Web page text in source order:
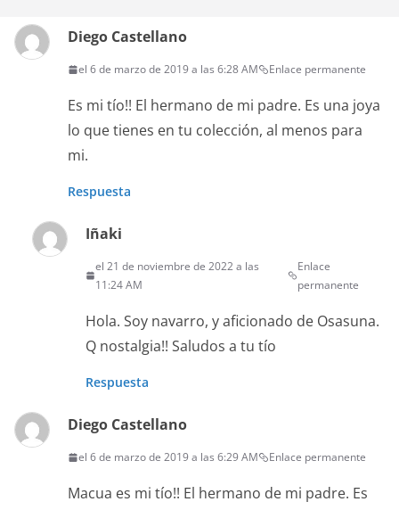
Diego Castellano
el 6 de marzo de 2019 a las 6:28 AM Enlace permanente
Es mi tío!! El hermano de mi padre. Es una joya
lo que tienes en tu colección, al menos para
mi.
Respuesta
Iñaki
el 21 de noviembre de 2022 a las
11:24 AM
Enlace
permanente
Hola. Soy navarro, y aficionado de Osasuna.
Q nostalgia!! Saludos a tu tío
Respuesta
Diego Castellano
el 6 de marzo de 2019 a las 6:29 AM Enlace permanente
Macua es mi tío!! El hermano de mi padre. Es